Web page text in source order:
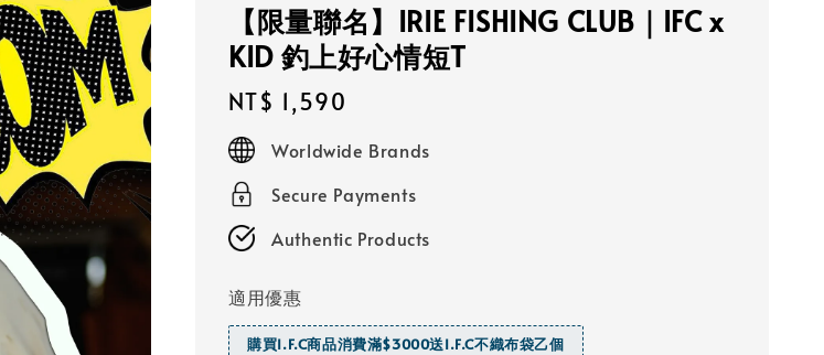
【限量聯名】IRIE FISHING CLUB｜IFC x
KID 釣上好心情短T
Regular
price
NT$ 1,590
Worldwide Brands
Secure Payments
Authentic Products
適用優惠
購買I.F.C商品消費滿$3000送I.F.C不織布袋乙個